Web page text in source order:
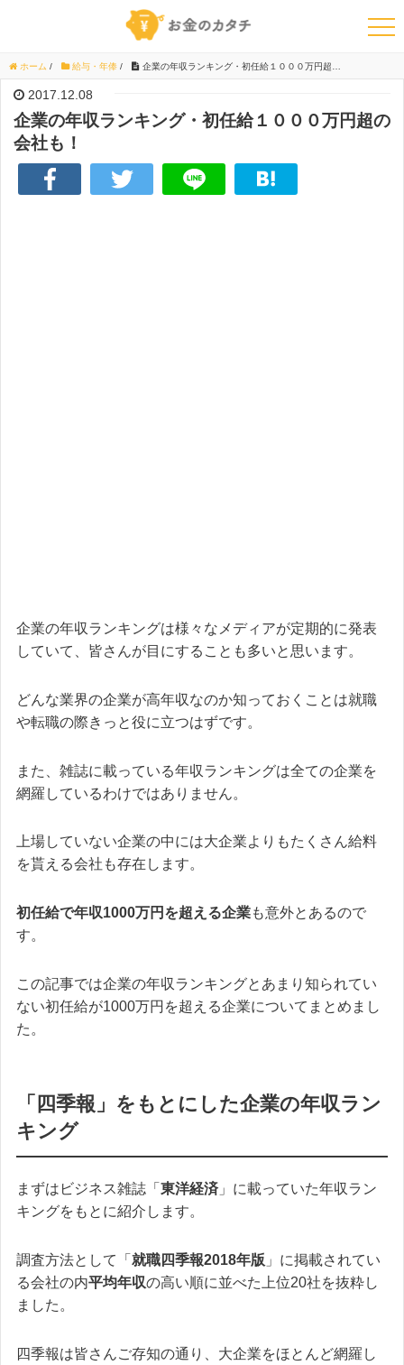
ホーム / 給与・年俸 / 企業の年収ランキング・初任給１０００万円超の会社も！
2017.12.08
企業の年収ランキング・初任給１０００万円超の
会社も！
企業の年収ランキングは様々なメディアが定期的に発表
していて、皆さんが目にすることも多いと思います。
どんな業界の企業が高年収なのか知っておくことは就職
や転職の際きっと役に立つはずです。
また、雑誌に載っている年収ランキングは全ての企業を
網羅しているわけではありません。
上場していない企業の中には大企業よりもたくさん給料
を貰える会社も存在します。
初任給で年収1000万円を超える企業も意外とあるので
す。
この記事では企業の年収ランキングとあまり知られてい
ない初任給が1000万円を超える企業についてまとめまし
た。
「四季報」をもとにした企業の年収ラン
キング
まずはビジネス雑誌「 東洋経済 」に載っていた年収ラン
キングをもとに紹介します。
調査方法として「 就職四季報2018年版 」に掲載されてい
る会社の内平均年収の高い順に並べた上位20社を抜粋し
ました。
四季報は皆さんご存知の通り、大企業をほとんど網羅し